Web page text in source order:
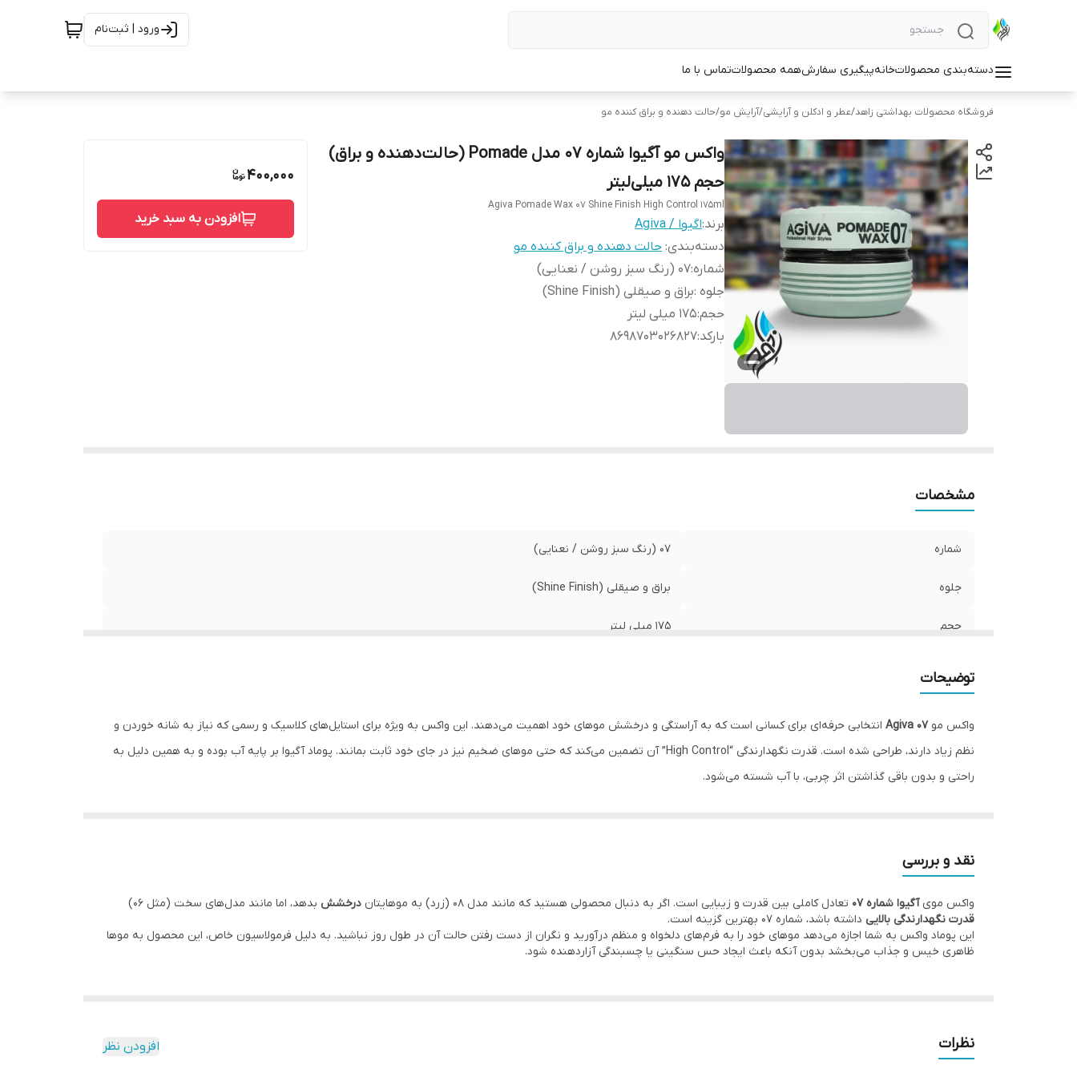
ورود | ثبت‌نام
دسته‌بندی محصولاتخانهپیگیری سفارشهمه محصولاتتماس با ما
فروشگاه محصولات بهداشتی زاهد/عطر و ادکلن و آرایشی/آرایش مو/حالت دهنده و براق کننده مو
واکس مو آگیوا شماره 07 مدل Pomade (حالت‌دهنده و براق)
حجم ۱۷۵ میلی‌لیتر
Agiva Pomade Wax 07 Shine Finish High Control 175ml
برند:اگیوا / Agiva
دسته‌بندی: حالت دهنده و براق کننده مو
شماره:07 (رنگ سبز روشن / نعنایی)
جلوه :براق و صیقلی (Shine Finish)
حجم:175 میلی لیتر
بارکد:
8698703026827
400,000
افزودن به سبد خرید
مشخصات
شماره 07 (رنگ سبز روشن / نعنایی)
جلوه براق و صیقلی (Shine Finish)
حجم 175 میلی لیتر
توضیحات
واکس موAgiva 07 انتخابی حرفه‌ای برای کسانی است که به آراستگی و درخشش موهای خود اهمیت می‌دهند. این واکس به ویژه برای استایل‌های کلاسیک و رسمی که نیاز به شانه خوردن و
نظم زیاد دارند، طراحی شده است. قدرت نگهدارندگی “High Control” آن تضمین می‌کند که حتی موهای ضخیم نیز در جای خود ثابت بمانند. پوماد آگیوا بر پایه آب بوده و به همین دلیل به
راحتی و بدون باقی گذاشتن اثر چربی، با آب شسته می‌شود.
نقد و بررسی
واکس مویآگیوا شماره 07 تعادل کاملی بین قدرت و زیبایی است. اگر به دنبال محصولی هستید که مانند مدل ۰۸ (زرد) به موهایتان درخشش بدهد، اما مانند مدل‌های سخت (مثل ۰۶)
قدرت نگهدارندگی بالایی داشته باشد، شماره ۰۷ بهترین گزینه است.
این پوماد واکس به شما اجازه می‌دهد موهای خود را به فرم‌های دلخواه و منظم درآورید و نگران از دست رفتن حالت آن در طول روز نباشید. به دلیل فرمولاسیون خاص، این محصول به موها
ظاهری خیس و جذاب می‌بخشد بدون آنکه باعث ایجاد حس سنگینی یا چسبندگی آزاردهنده شود.
نظرات افزودن نظر